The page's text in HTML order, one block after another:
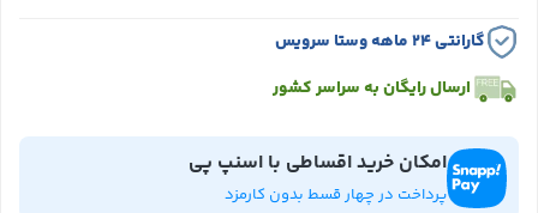
گارانتی ۲۴ ماهه وستا سرویس
ارسال رایگان به سراسر کشور
امکان خرید اقساطی با اسنپ پی
پرداخت در چهار قسط بدون کارمزد